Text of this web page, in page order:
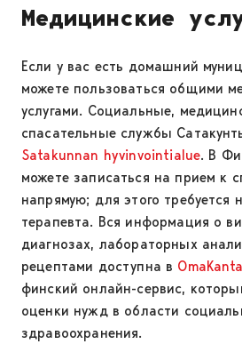
Медицинские
Если у вас есть домашний
можете пользоваться общими
услугами. Социальные,
спасательные службы
Satakunnan hyvinvointialue. В
можете записаться на прием к
напрямую; для этого требуется
терапевта. Вся информация о
диагнозах, лабораторных
рецептами доступна в OmaKanta
финский онлайн-сервис,
оценки нужд в области
здравоохранения.